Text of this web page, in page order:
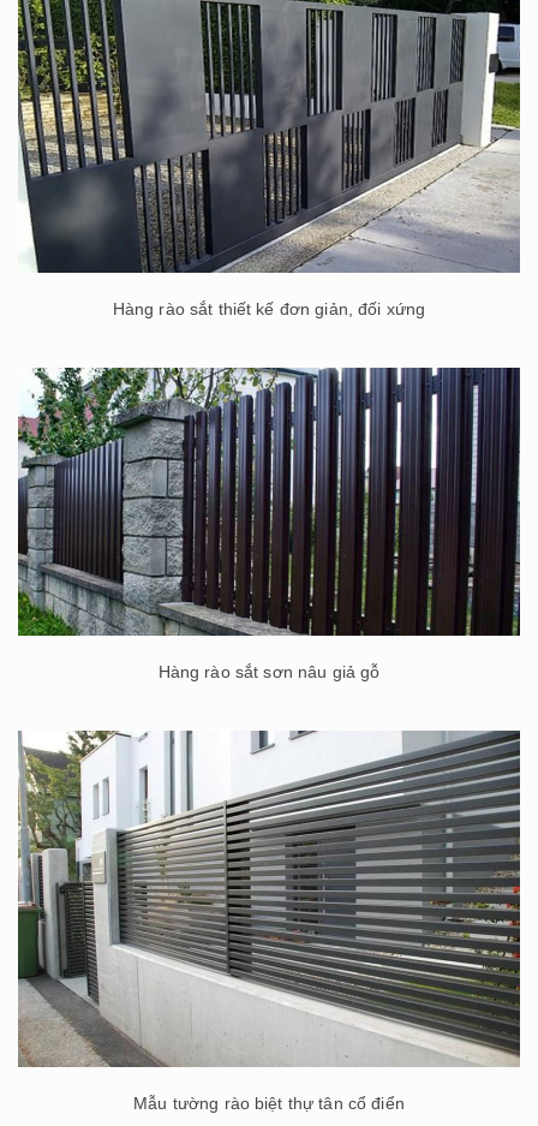
Hàng rào sắt thiết kế đơn giản, đối xứng
Hàng rào sắt sơn nâu giả gỗ
Mẫu tường rào biệt thự tân cổ điển